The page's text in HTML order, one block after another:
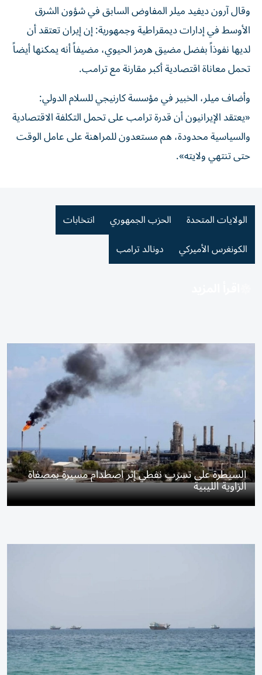
وقال آرون ديفيد ميلر المفاوض السابق في شؤون الشرق
الأوسط في إدارات ديمقراطية وجمهورية: إن إيران تعتقد أن
لديها نفوذاً بفضل مضيق هرمز الحيوي، مضيفاً أنه يمكنها أيضاً
تحمل معاناة اقتصادية أكبر مقارنة مع ترامب.
وأضاف ميلر، الخبير في مؤسسة كارنيجي للسلام الدولي:
«يعتقد الإيرانيون أن قدرة ترامب ⁠على تحمل التكلفة الاقتصادية
والسياسية محدودة، هم مستعدون للمراهنة على عامل الوقت
حتى تنتهي ولايته».
الولايات المتحدة الحزب الجمهوري
انتخابات
الكونغرس الأميركي
دونالد ترامب
السيطرة على تسرب نفطي إثر اصطدام مسيرة بمصفاة
الزاوية الليبية